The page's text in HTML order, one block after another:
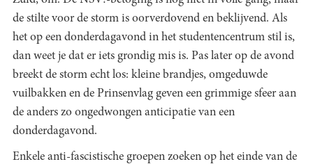
de stilte voor de storm is oorverdovend en beklijvend. Als
het op een donderdagavond in het studentencentrum stil is,
dan weet je dat er iets grondig mis is. Pas later op de avond
breekt de storm echt los: kleine brandjes, omgeduwde
vuilbakken en de Prinsenvlag geven een grimmige sfeer aan
de anders zo ongedwongen anticipatie van een
donderdagavond.
Enkele anti-fascistische groepen zoeken op het einde van de